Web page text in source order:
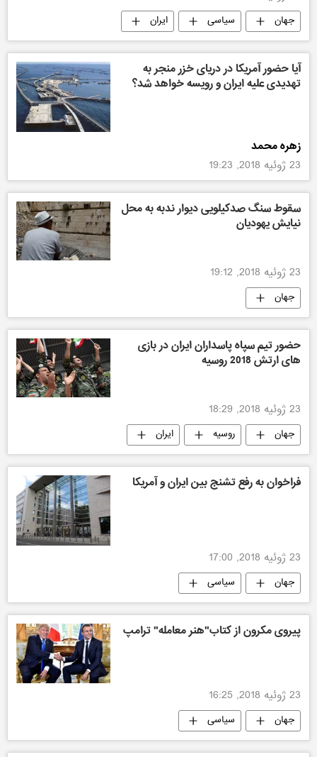
جهان سیاسی
ایران
آمریکا
آیا حضور آمریکا در دریای خزر منجر به
تهدیدی علیه ایران و رویسه خواهد شد؟
زهره محمد
23 ژوئیه 2018, 19:23
سقوط سنگ صدکیلویی دیوار ندبه به محل
نیایش یهودیان
23 ژوئیه 2018, 19:12
جهان
حضور تیم سپاه پاسداران ایران در بازی
های ارتش 2018 روسیه
23 ژوئیه 2018, 18:29
جهان روسیه
ایران
تکنولوژی نظامی
فراخوان به رفع تشنج بین ایران و آمریکا
23 ژوئیه 2018, 17:00
جهان سیاسی
پیروی مکرون از کتاب"هنر معامله" ترامپ
23 ژوئیه 2018, 16:25
جهان سیاسی